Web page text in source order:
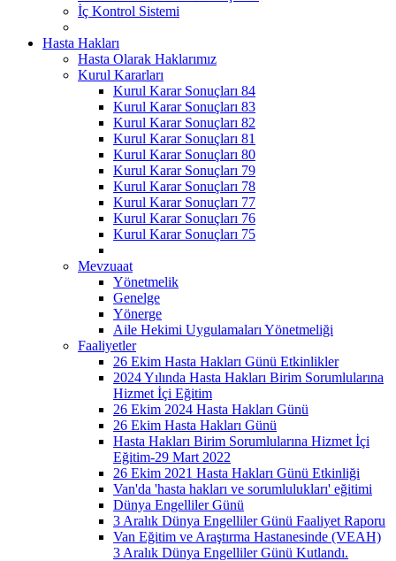
İç Kontrol Sistemi
Hasta Hakları
Hasta Olarak Haklarımız
Kurul Kararları
Kurul Karar Sonuçları 84
Kurul Karar Sonuçları 83
Kurul Karar Sonuçları 82
Kurul Karar Sonuçları 81
Kurul Karar Sonuçları 80
Kurul Karar Sonuçları 79
Kurul Karar Sonuçları 78
Kurul Karar Sonuçları 77
Kurul Karar Sonuçları 76
Kurul Karar Sonuçları 75
Mevzuaat
Yönetmelik
Genelge
Yönerge
Aile Hekimi Uygulamaları Yönetmeliği
Faaliyetler
26 Ekim Hasta Hakları Günü Etkinlikler
2024 Yılında Hasta Hakları Birim Sorumlularına
Hizmet İçi Eğitim
26 Ekim 2024 Hasta Hakları Günü
26 Ekim Hasta Hakları Günü
Hasta Hakları Birim Sorumlularına Hizmet İçi
Eğitim-29 Mart 2022
26 Ekim 2021 Hasta Hakları Günü Etkinliği
Van'da 'hasta hakları ve sorumlulukları' eğitimi
Dünya Engelliler Günü
3 Aralık Dünya Engelliler Günü Faaliyet Raporu
Van Eğitim ve Araştırma Hastanesinde (VEAH)
3 Aralık Dünya Engelliler Günü Kutlandı.